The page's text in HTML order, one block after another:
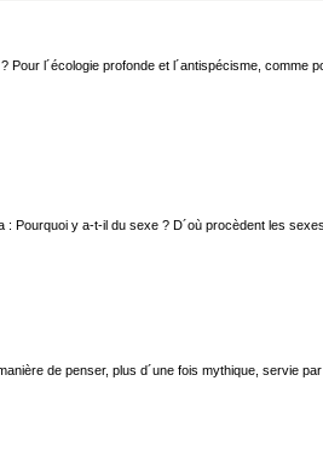
l´écologie profonde et l´antispécisme, comme
y a-t-il du sexe ? D´où procèdent les
de penser, plus d´une fois mythique, servie